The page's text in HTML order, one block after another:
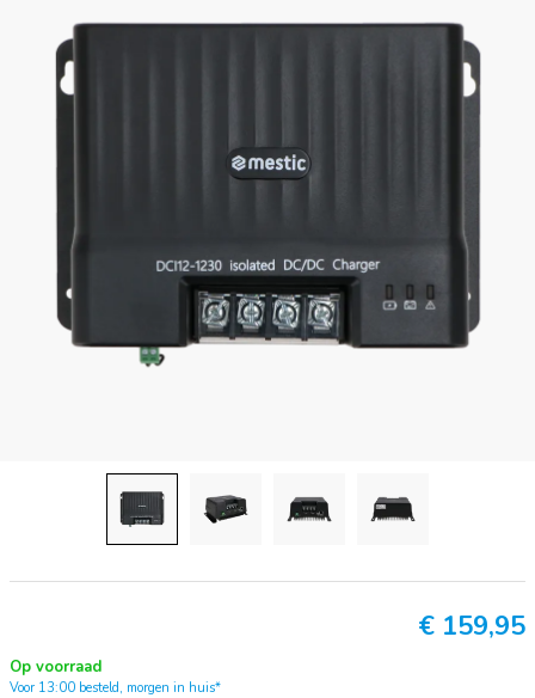
€ 159,95
Op voorraad
Voor 13:00 besteld, morgen in huis*